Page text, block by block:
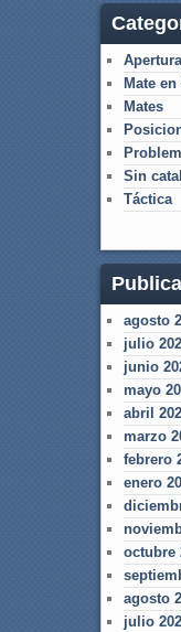
Mate en
Mates
Sin
Táctica
agosto
julio
junio
mayo
abril
marzo
febrero
enero
octubre
agosto
julio